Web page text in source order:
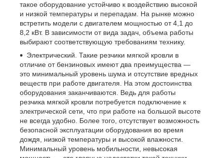
такое оборудование устойчиво к воздействию высокой
и низкой температуры и перепадам. На рынке можно
встретить модели с двигателем мощностью от 4,1 до
8,2 кВт. В зависимости от вида задач, объема работы
выбирают соответствующую требованиям технику.
Электрический. Такие резчики мягкой кровли в
отличие от бензиновых имеют два преимущества —
это минимальный уровень шума и отсутствие вредных
веществ при работе двигателя. На этом достоинства
оборудования заканчиваются. Ведь для работы
резчика мягкой кровли потребуется подключение к
электрической сети, что при работе на большой высоте
не всегда удобно. Более того, отсутствует возможность
безопасной эксплуатации оборудования во время
дождя, низкой температуры и высокой влажности.
Минимальный уровень мобильности, невысокая